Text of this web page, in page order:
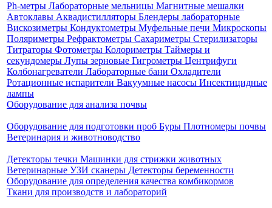
Ph-метры Лабораторные мельницы Магнитные мешалки
Автоклавы Аквадистилляторы Блендеры лабораторные
Вискозиметры Кондуктометры Муфельные печи Микроскопы
Поляриметры Рефрактометры Сахариметры Стерилизаторы
Титраторы Фотометры Колориметры Таймеры и
секундомеры Лупы зерновые Гигрометры Центрифуги
Колбонагреватели Лабораторные бани Охладители
Ротационные испарители Вакуумные насосы Инсектицидные
лампы
Оборудование для анализа почвы
Оборудование для подготовки проб Буры Плотномеры почвы
Ветеринария и животноводство
Детекторы течки Машинки для стрижки животных
Ветеринарные УЗИ сканеры Детекторы беременности
Оборудование для определения качества комбикормов
Ткани для производств и лабораторий